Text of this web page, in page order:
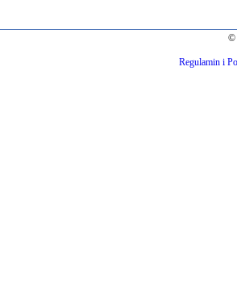
©
Regulamin i